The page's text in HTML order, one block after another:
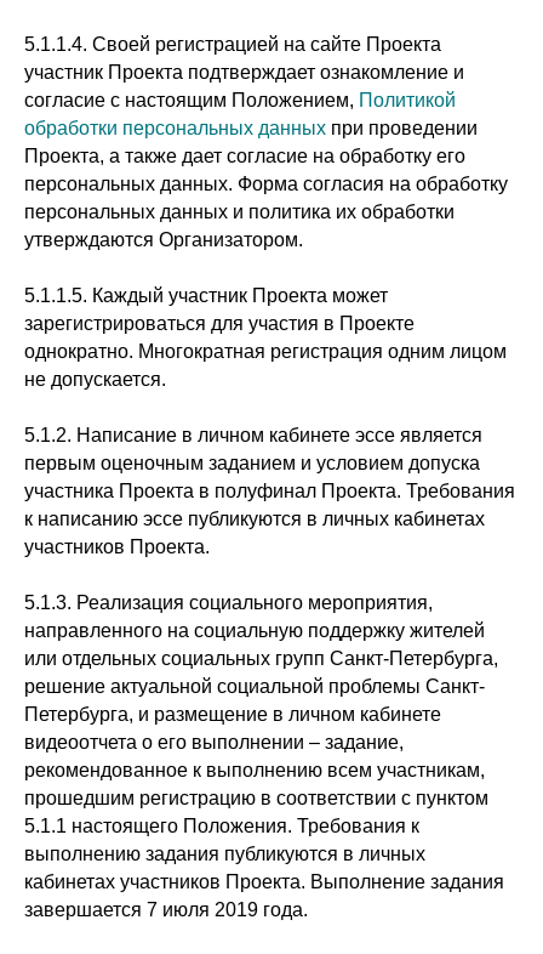
5.1.1.4. Своей регистрацией на сайте Проекта
участник Проекта подтверждает ознакомление и
согласие с настоящим Положением, Политикой
обработки персональных данных при проведении
Проекта, а также дает согласие на обработку его
персональных данных. Форма согласия на обработку
персональных данных и политика их обработки
утверждаются Организатором.
5.1.1.5. Каждый участник Проекта может
зарегистрироваться для участия в Проекте
однократно. Многократная регистрация одним лицом
не допускается.
5.1.2. Написание в личном кабинете эссе является
первым оценочным заданием и условием допуска
участника Проекта в полуфинал Проекта. Требования
к написанию эссе публикуются в личных кабинетах
участников Проекта.
5.1.3. Реализация социального мероприятия,
направленного на социальную поддержку жителей
или отдельных социальных групп Санкт-Петербурга,
решение актуальной социальной проблемы Санкт-
Петербурга, и размещение в личном кабинете
видеоотчета о его выполнении – задание,
рекомендованное к выполнению всем участникам,
прошедшим регистрацию в соответствии с пунктом
5.1.1 настоящего Положения. Требования к
выполнению задания публикуются в личных
кабинетах участников Проекта. Выполнение задания
завершается 7 июля 2019 года.